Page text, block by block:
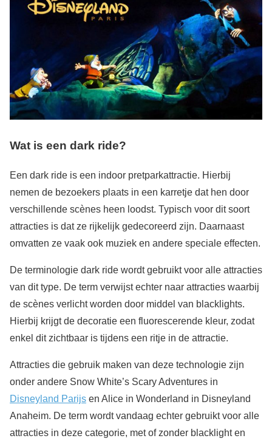
Wat is een dark ride?
Een dark ride is een indoor pretparkattractie. Hierbij
nemen de bezoekers plaats in een karretje dat hen door
verschillende scènes heen loodst. Typisch voor dit soort
attracties is dat ze rijkelijk gedecoreerd zijn. Daarnaast
omvatten ze vaak ook muziek en andere speciale effecten.
De terminologie dark ride wordt gebruikt voor alle attracties
van dit type. De term verwijst echter naar attracties waarbij
de scènes verlicht worden door middel van blacklights.
Hierbij krijgt de decoratie een fluorescerende kleur, zodat
enkel dit zichtbaar is tijdens een ritje in de attractie.
Attracties die gebruik maken van deze technologie zijn
onder andere Snow White’s Scary Adventures in
Disneyland Parijs en Alice in Wonderland in Disneyland
Anaheim. De term wordt vandaag echter gebruikt voor alle
attracties in deze categorie, met of zonder blacklight en